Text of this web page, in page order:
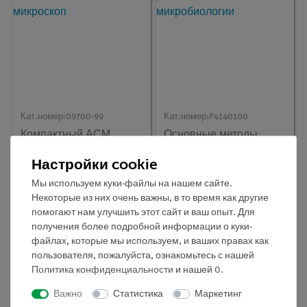
Кат.номер:09700-99
Компактный АСМ,
микроскоп
Кат.номер: P4140100
Основные методы
Настройки cookie
Мы используем куки-файлы на нашем сайте.
Некоторые из них очень важны, в то время как другие
помогают нам улучшить этот сайт и ваш опыт. Для
получения более подробной информации о куки-
файлах, которые мы используем, и ваших правах как
пользователя, пожалуйста, ознакомьтесь с нашей
Политика конфиденциальности и нашей 0.
Важно Статистика Маркетинг